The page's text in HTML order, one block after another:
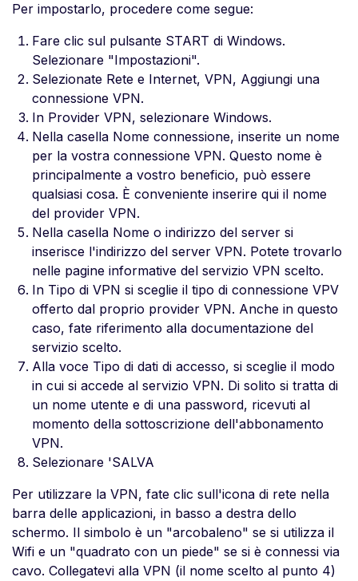
Per impostarlo, procedere come segue:
Fare clic sul pulsante START di Windows.
Selezionare "Impostazioni".
Selezionate Rete e Internet, VPN, Aggiungi una
connessione VPN.
In Provider VPN, selezionare Windows.
Nella casella Nome connessione, inserite un nome
per la vostra connessione VPN. Questo nome è
principalmente a vostro beneficio, può essere
qualsiasi cosa. È conveniente inserire qui il nome
del provider VPN.
Nella casella Nome o indirizzo del server si
inserisce l'indirizzo del server VPN. Potete trovarlo
nelle pagine informative del servizio VPN scelto.
In Tipo di VPN si sceglie il tipo di connessione VPV
offerto dal proprio provider VPN. Anche in questo
caso, fate riferimento alla documentazione del
servizio scelto.
Alla voce Tipo di dati di accesso, si sceglie il modo
in cui si accede al servizio VPN. Di solito si tratta di
un nome utente e di una password, ricevuti al
momento della sottoscrizione dell'abbonamento
VPN.
Selezionare 'SALVA
Per utilizzare la VPN, fate clic sull'icona di rete nella
barra delle applicazioni, in basso a destra dello
schermo. Il simbolo è un "arcobaleno" se si utilizza il
Wifi e un "quadrato con un piede" se si è connessi via
cavo. Collegatevi alla VPN (il nome scelto al punto 4)